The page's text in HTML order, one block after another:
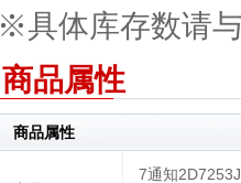
※具体库存数请
商品属性
商品属性
7通知